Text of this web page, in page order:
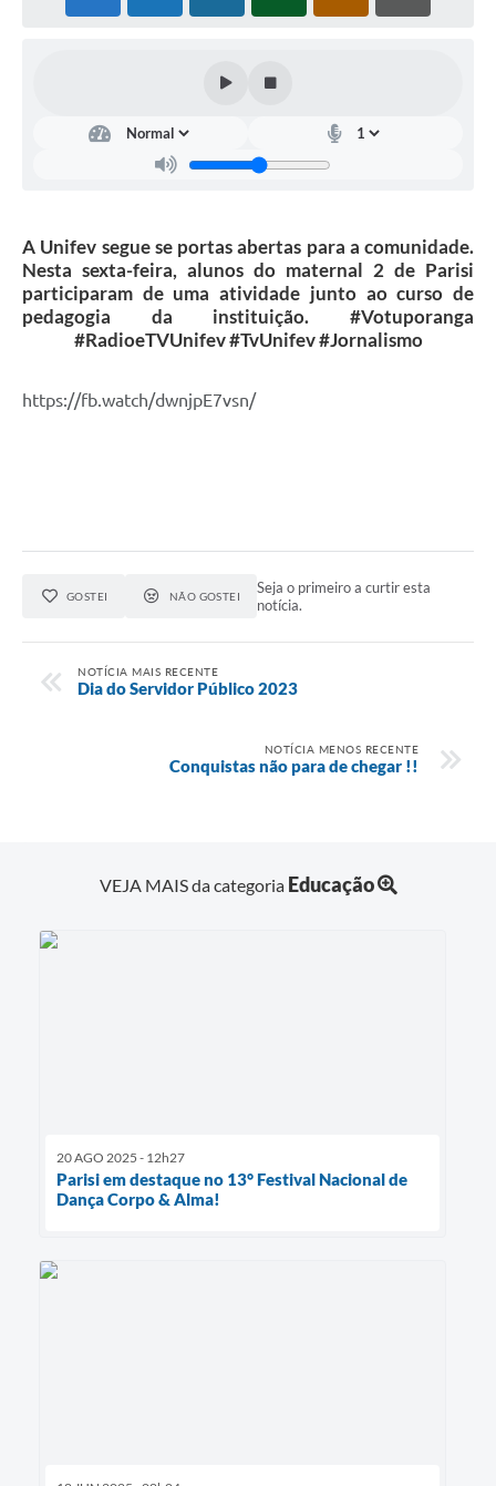
A Unifev segue se portas abertas para a comunidade.
Nesta sexta-feira, alunos do maternal 2 de Parisi
participaram de uma atividade junto ao curso de
pedagogia da instituição. #Votuporanga
#RadioeTVUnifev #TvUnifev #Jornalismo
https://fb.watch/dwnjpE7vsn/
GOSTEI NÃO GOSTEI
Seja o primeiro a curtir esta
notícia.
NOTÍCIA MAIS RECENTE
Dia do Servidor Público 2023
NOTÍCIA MENOS RECENTE
Conquistas não para de chegar !!
VEJA MAIS da categoria Educação
20 AGO 2025 - 12h27
Parisi em destaque no 13° Festival Nacional de
Dança Corpo & Alma!